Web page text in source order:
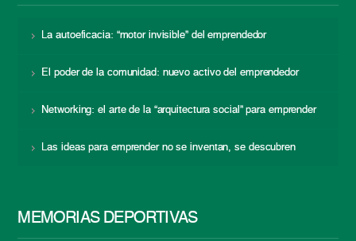
La autoeficacia: “motor invisible” del emprendedor
El poder de la comunidad: nuevo activo del emprendedor
Networking: el arte de la “arquitectura social” para emprender
Las ideas para emprender no se inventan, se descubren
MEMORIAS DEPORTIVAS